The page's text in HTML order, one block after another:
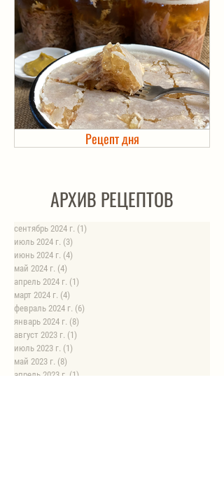
Рецепт дня
Холодец в банке. Автоклав
АРХИВ РЕЦЕПТОВ
сентябрь 2024 г. (1)
июль 2024 г. (3)
июнь 2024 г. (4)
май 2024 г. (4)
апрель 2024 г. (1)
март 2024 г. (4)
февраль 2024 г. (6)
январь 2024 г. (8)
август 2023 г. (1)
июль 2023 г. (1)
май 2023 г. (8)
апрель 2023 г. (1)